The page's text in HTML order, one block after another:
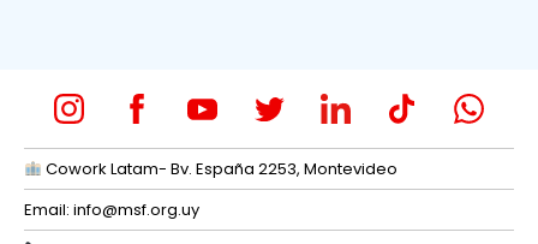
Cowork Latam- Bv. España 2253, Montevideo
Email: info@msf.org.uy